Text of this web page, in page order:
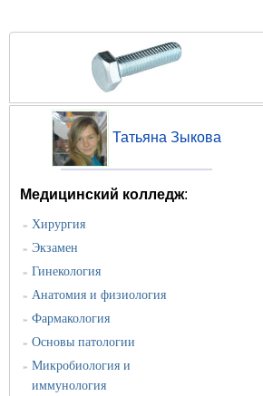
Татьяна Зыкова
Медицинский колледж:
» Хирургия
» Экзамен
» Гинекология
» Анатомия и физиология
» Фармакология
» Основы патологии
» Микробиология и
иммунология